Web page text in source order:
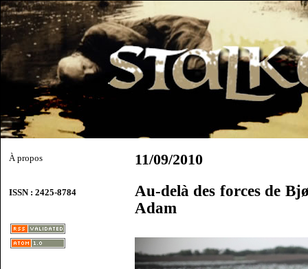
À propos
ISSN : 2425-8784
11/09/2010
Au-delà des forces de
Adam